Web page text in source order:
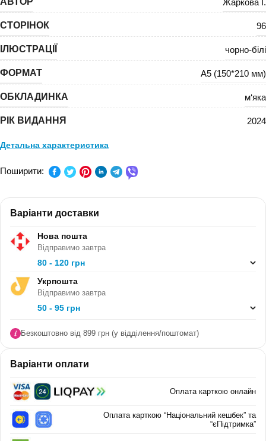
СТОРІНОК 96
ІЛЮСТРАЦІЇ чорно-білі
ФОРМАТ А5 (150*210 мм)
ОБКЛАДИНКА м‘яка
РІК ВИДАННЯ 2024
Детальна характеристика
ПРЕДМЕТ:
Інформатика, Математика, Українська мова, Фізична
В ПАЧЦІ (ШТ):
Поширити:
Варіанти доставки
Нова пошта
Відправимо завтра
80 - 120 грн
Укрпошта
Відправимо завтра
50 - 95 грн
Безкоштовно від 899 грн (у відділення/поштомат)
Варіанти оплати
Оплата карткою онлайн
Оплата карткою “Національний кешбек” та
“єПідтримка”